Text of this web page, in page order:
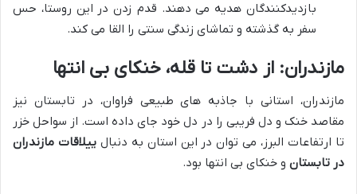
بازدیدکنندگان هدیه می دهند. قدم زدن در این روستا، حس
سفر به گذشته و تماشای زندگی سنتی را القا می کند.
مازندران: از دشت تا قله، خنکای بی انتها
مازندران، استانی با جاذبه های طبیعی فراوان، در تابستان نیز
مقاصد خنک و دل فریبی را در دل خود جای داده است. از سواحل خزر
تا ارتفاعات البرز، می توان در این استان به دنبالییلاقات مازندران
در تابستان و خنکای بی انتها بود.